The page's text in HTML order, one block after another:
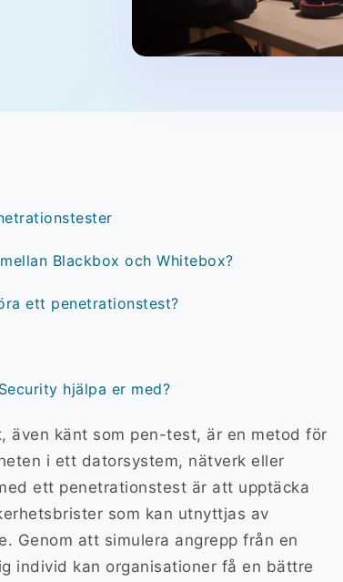
Blackbox och Whitebox?
ett penetrationstest?
hjälpa er med?
även känt som pen-test, är en metod för
i ett datorsystem, nätverk eller
ett penetrationstest är att upptäcka
som kan utnyttjas av
Genom att simulera angrepp från en
individ kan organisationer få en bättre